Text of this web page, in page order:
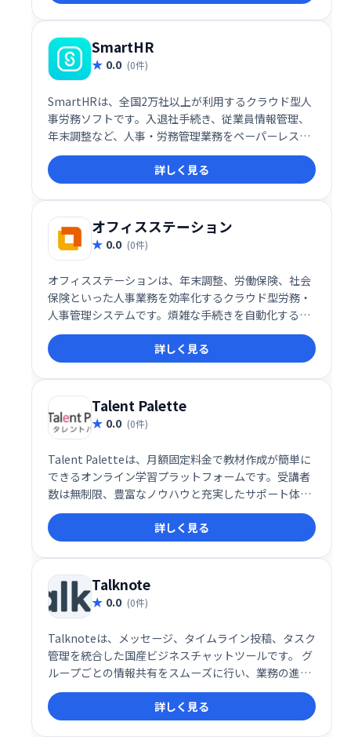
SmartHR
0.0 (0件)
SmartHRは、全国2万社以上が利用するクラウド型人
事労務ソフトです。入退社手続き、従業員情報管理、
年末調整など、人事・労務管理業務をペーパーレスで
効率化します。シェアNo.1の実績と高い利便性で、人
事担当者の負担を軽減し、業務の生産性向上を実現し
ます。
詳しく見る
オフィスステーション
0.0 (0件)
オフィスステーションは、年末調整、労働保険、社会
保険といった人事業務を効率化するクラウド型労務・
人事管理システムです。煩雑な手続きを自動化するこ
とで、業務時間の大幅な短縮とコスト削減を実現しま
す。人事担当者の負担を軽減し、業務の効率化をサポ
ートします。
詳しく見る
Talent Palette
0.0 (0件)
Talent Paletteは、月額固定料金で教材作成が簡単に
できるオンライン学習プラットフォームです。受講者
数は無制限、豊富なノウハウと充実したサポート体制
で、スムーズなオンライン教育を実現します。リーズ
ナブルな価格で、効率的な教材作成と運営を支援しま
す。
詳しく見る
Talknote
0.0 (0件)
Talknoteは、メッセージ、タイムライン投稿、タスク
管理を統合した国産ビジネスチャットツールです。 グ
ループごとの情報共有をスムーズに行い、業務の進捗
を一目で把握できます。会社や業務全体の状況を分か
りやすく可視化することで、効率的なコミュニケーシ
ョンとタスク管理を実現します。
詳しく見る